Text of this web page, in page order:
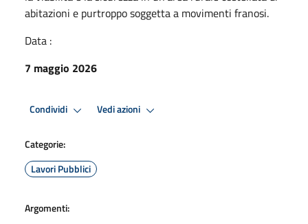
abitazioni e purtroppo soggetta a movimenti franosi.
Data :
7 maggio 2026
Condividi Vedi azioni
Categorie:
Lavori Pubblici
Argomenti: